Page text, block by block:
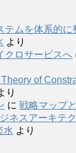
テムを体系的に
より
クロサービスへ
of
り
に 戦略マップ
ネスアーキテ
水 より